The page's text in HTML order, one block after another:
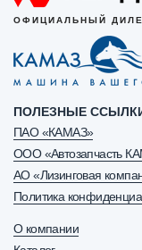
ОФИЦИАЛЬНЫЙ
ПОЛЕЗНЫЕ
ПАО «КАМАЗ»
ООО «Автозапчасть
АО «Лизинговая
Политика
О компании